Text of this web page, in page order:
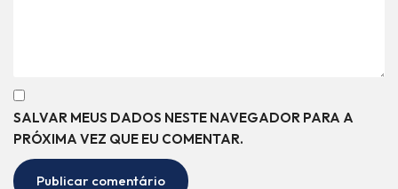
SALVAR MEUS DADOS NESTE NAVEGADOR PARA A
PRÓXIMA VEZ QUE EU COMENTAR.